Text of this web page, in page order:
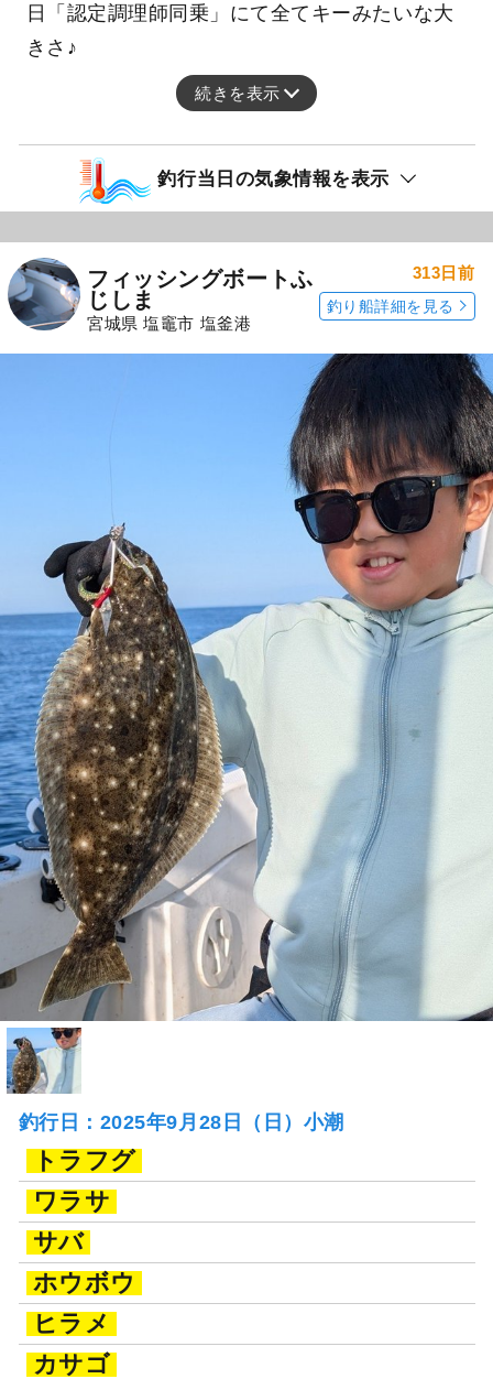
日「認定調理師同乗」にて全てキーみたいな大
きさ♪
続きを表示
釣行当日の気象情報を表示
フィッシングボートふ
じしま
宮城県 塩竈市 塩釜港
313日前
釣り船詳細を見る
釣行日：2025年9月28日（日）小潮
トラフグ
ワラサ
サバ
ホウボウ
ヒラメ
カサゴ